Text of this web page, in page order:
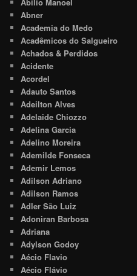
Abner
Academia do Medo
Acadêmicos do Salgueiro
Achados & Perdidos
Acidente
Acordel
Adauto Santos
Adeilton Alves
Adelaide Chiozzo
Adelina Garcia
Adelino Moreira
Ademilde Fonseca
Ademir Lemos
Adilson Adriano
Adilson Ramos
Adler São Luiz
Adoniran Barbosa
Adriana
Adylson Godoy
Aécio Flavio
Aécio Flávio